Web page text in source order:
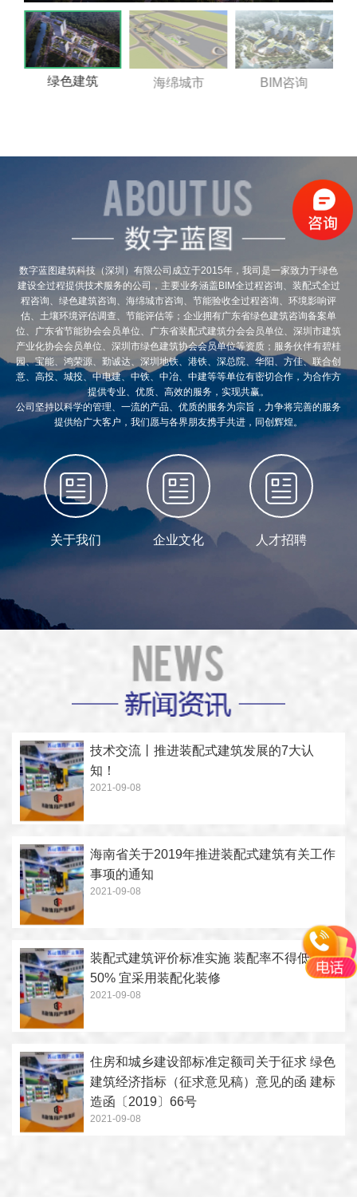
绿色建筑 海绵城市 BIM咨询
数字蓝图建筑科技（深圳）有限公司成立于2015年，我司是一家致力于绿色
建设全过程提供技术服务的公司，主要业务涵盖BIM全过程咨询、装配式全过
程咨询、绿色建筑咨询、海绵城市咨询、节能验收全过程咨询、环境影响评
估、土壤环境评估调查、节能评估等；企业拥有广东省绿色建筑咨询备案单
位、广东省节能协会会员单位、广东省装配式建筑分会会员单位、深圳市建筑
产业化协会会员单位、深圳市绿色建筑协会会员单位等资质；服务伙伴有碧桂
园、宝能、鸿荣源、勤诚达、深圳地铁、港铁、深总院、华阳、方佳、联合创
意、高投、城投、中电建、中铁、中冶、中建等等单位有密切合作，为合作方
提供专业、优质、高效的服务，实现共赢。
公司坚持以科学的管理、一流的产品、优质的服务为宗旨，力争将完善的服务
提供给广大客户，我们愿与各界朋友携手共进，同创辉煌。
关于我们 企业文化 人才招聘
技术交流丨推进装配式建筑发展的7大认
知！
2021-09-08
海南省关于2019年推进装配式建筑有关工作
事项的通知
2021-09-08
装配式建筑评价标准实施 装配率不得低于
50% 宜采用装配化装修
2021-09-08
住房和城乡建设部标准定额司关于征求 绿色
建筑经济指标（征求意见稿）意见的函 建标
造函〔2019〕66号
2021-09-08